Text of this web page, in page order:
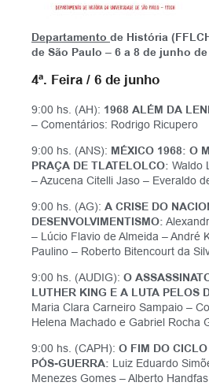
Departamento de História
de São Paulo – 6 a 8 de junho de
4ª. Feira / 6 de junho
9:00 hs. (AH): 1968 ALÉM DA
– Comentários: Rodrigo Ricupero
9:00 hs. (ANS): MÉXICO 1968: O
PRAÇA DE TLATELOLCO: Waldo
– Azucena Citelli Jaso – Everaldo
9:00 hs. (AG): A CRISE DO
DESENVOLVIMENTISMO:
– Lúcio Flavio de Almeida – André
Paulino – Roberto Bitencourt da
9:00 hs. (AUDIG): O
LUTHER KING E A LUTA PELOS
Maria Clara Carneiro Sampaio –
Helena Machado e Gabriel Rocha
9:00 hs. (CAPH): O FIM DO
PÓS-GUERRA: Luiz Eduardo
Menezes Gomes – Alberto